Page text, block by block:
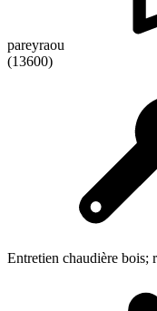
pareyraou
(13600)
Entretien chaudière bois;